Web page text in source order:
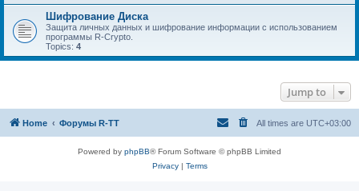
Шифрование Диска
Защита личных данных и шифрование информации с использованием
программы R-Crypto.
Topics: 4
Jump to
Home Форумы R-TT All times are UTC+03:00
Powered by phpBB® Forum Software © phpBB Limited
Privacy| Terms